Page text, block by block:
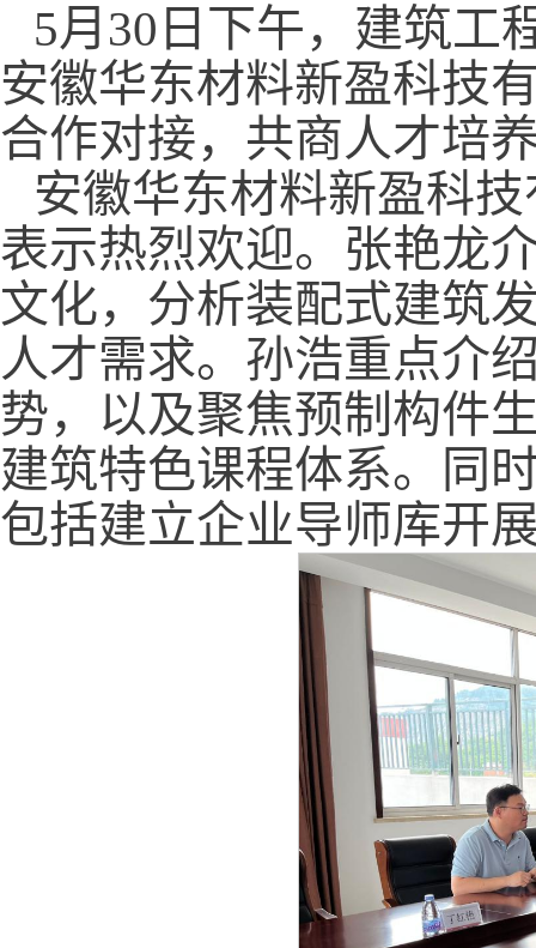
5月30日下午，建筑工
安徽华东材料新盈科技
合作对接，共商人才培
安徽华东材料新盈科
表示热烈欢迎。张艳龙
文化，分析装配式建筑
人才需求。孙浩重点介
势，以及聚焦预制构件
建筑特色课程体系。同
包括建立企业导师库开